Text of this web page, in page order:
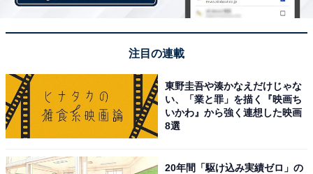
HiKOKI(ハイコーキ) 18V セーバーソー レシプロソー
CR18DA バッテリー・充電器・ケース別売り
CR18DA(NN)【木材・金属切断 DIY 枝打ち 粗大ゴミ解
体】
Amazonで見る
注目の連載
東野圭吾や湊かなえだけじゃな
い、「業と罪」を描く『映画ち
いかわ』から強く連想した映画
8選
20年間「駆け込み実績ゼロ」の